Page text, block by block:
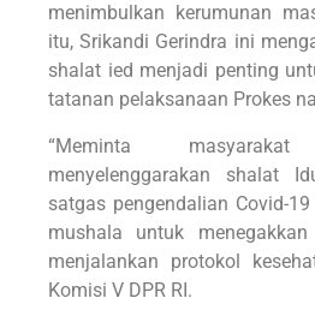
menimbulkan kerumunan
itu, Srikandi Gerindra ini
shalat ied menjadi penting
tatanan pelaksanaan Prokes
“Meminta
menyelenggarakan shalat
satgas pengendalian Covid-
mushala untuk
menjalankan protokol
Komisi V DPR RI.